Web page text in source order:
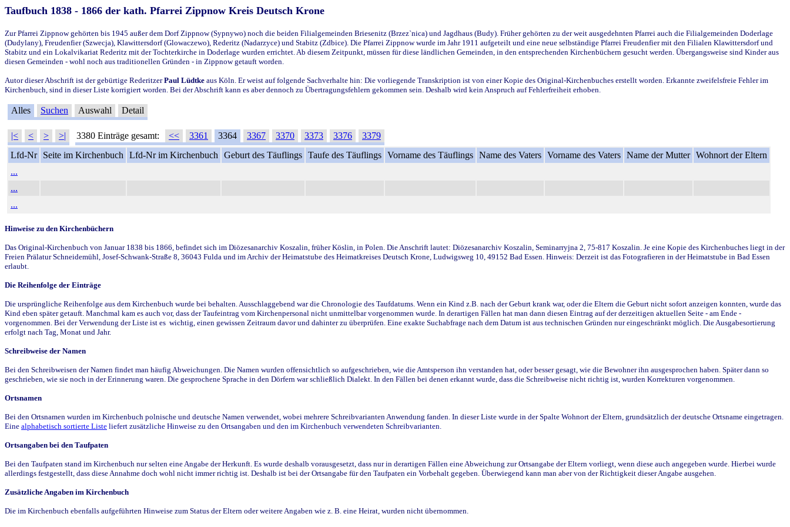
Taufbuch 1838 - 1866 der kath. Pfarrei Zippnow Kreis Deutsch Krone
Zur Pfarrei Zippnow gehörten bis 1945 außer dem Dorf Zippnow (Sypnywo) noch die beiden Filialgemeinden Briesenitz (Brzez`nica) und Jagdhaus (Budy). Früher gehörten zu der weit ausgedehnten Pfarrei auch die Filialgemeinden Doderlage
(Dudylany), Freudenfier (Szwecja), Klawittersdorf (Glowaczewo), Rederitz (Nadarzyce) und Stabitz (Zdbice). Die Pfarrei Zippnow wurde im Jahr 1911 aufgeteilt und eine neue selbständige Pfarrei Freudenfier mit den Filialen Klawittersdorf und
Stabitz und ein Lokalvikariat Rederitz mit der Tochterkirche in Doderlage wurden errichtet. Ab diesem Zeitpunkt, müssen für diese ländlichen Gemeinden, in den entsprechenden Kirchenbüchern gesucht werden. Übergangsweise sind Kinder aus
diesen Gemeinden - wohl noch aus traditionellen Gründen - in Zippnow getauft worden.
Autor dieser Abschrift ist der gebürtige RederitzerPaul Lüdtke aus Köln. Er weist auf folgende Sachverhalte hin: Die vorliegende Transkription ist von einer Kopie des Original-Kirchenbuches erstellt worden. Erkannte zweifelsfreie Fehler im
Kirchenbuch, sind in dieser Liste korrigiert worden. Bei der Abschrift kann es aber dennoch zu Übertragungsfehlern gekommen sein. Deshalb wird kein Anspruch auf Fehlerfreiheit erhoben.
Alles Suchen Auswahl Detail
|< < > >| 3380 Einträge gesamt: << 3361 3364 3367 3370 3373 3376
3379
Lfd-Nr
Seite im Kirchenbuch Lfd-Nr im Kirchenbuch Geburt des Täuflings Taufe des Täuflings Vorname des Täuflings Name des Vaters Vorname des Vaters Name der Mutter Wohnort der Eltern
...
...
...
Hinweise zu den Kirchenbüchern
Das Original-Kirchenbuch von Januar 1838 bis 1866, befindet sich im Diözesanarchiv Koszalin, früher Köslin, in Polen. Die Anschrift lautet: Diözesanarchiv Koszalin, Seminarryjna 2, 75-817 Koszalin. Je eine Kopie des Kirchenbuches liegt in der
Freien Prälatur Schneidemühl, Josef-Schwank-Straße 8, 36043 Fulda und im Archiv der Heimatstube des Heimatkreises Deutsch Krone, Ludwigsweg 10, 49152 Bad Essen. Hinweis: Derzeit ist das Fotografieren in der Heimatstube in Bad Essen
erlaubt.
Die Reihenfolge der Einträge
Die ursprüngliche Reihenfolge aus dem Kirchenbuch wurde bei behalten. Ausschlaggebend war die Chronologie des Taufdatums. Wenn ein Kind z.B. nach der Geburt krank war, oder die Eltern die Geburt nicht sofort anzeigen konnten, wurde das
Kind eben später getauft. Manchmal kam es auch vor, dass der Taufeintrag vom Kirchenpersonal nicht unmittelbar vorgenommen wurde. In derartigen Fällen hat man dann diesen Eintrag auf der derzeitigen aktuellen Seite - am Ende -
vorgenommen. Bei der Verwendung der Liste ist es wichtig, einen gewissen Zeitraum davor und dahinter zu überprüfen. Eine exakte Suchabfrage nach dem Datum ist aus technischen Gründen nur eingeschränkt möglich. Die Ausgabesortierung
erfolgt nach Tag, Monat und Jahr.
Schreibweise der Namen
Bei den Schreibweisen der Namen findet man häufig Abweichungen. Die Namen wurden offensichtlich so aufgeschrieben, wie die Amtsperson ihn verstanden hat, oder besser gesagt, wie die Bewohner ihn ausgesprochen haben. Später dann so
geschrieben, wie sie noch in der Erinnerung waren. Die gesprochene Sprache in den Dörfern war schließlich Dialekt. In den Fällen bei denen erkannt wurde, dass die Schreibweise nicht richtig ist, wurden Korrekturen vorgenommen.
Ortsnamen
Bei den Ortsnamen wurden im Kirchenbuch polnische und deutsche Namen verwendet, wobei mehrere Schreibvarianten Anwendung fanden. In dieser Liste wurde in der Spalte Wohnort der Eltern, grundsätzlich der deutsche Ortsname eingetragen.
Eine alphabetisch sortierte Liste liefert zusätzliche Hinweise zu den Ortsangaben und den im Kirchenbuch verwendeten Schreibvarianten.
Ortsangaben bei den Taufpaten
Bei den Taufpaten stand im Kirchenbuch nur selten eine Angabe der Herkunft. Es wurde deshalb vorausgesetzt, dass nur in derartigen Fällen eine Abweichung zur Ortsangabe der Eltern vorliegt, wenn diese auch angegeben wurde. Hierbei wurde
allerdings festgestellt, dass diese Annahme doch wohl nicht immer richtig ist. Deshalb ist bei der Ortsangabe für den Taufpaten ein Vorbehalt gegeben. Überwiegend kann man aber von der Richtigkeit dieser Angabe ausgehen.
Zusätzliche Angaben im Kirchenbuch
Die im Kirchenbuch ebenfalls aufgeführten Hinweise zum Status der Eltern oder weitere Angaben wie z. B. eine Heirat, wurden nicht übernommen.